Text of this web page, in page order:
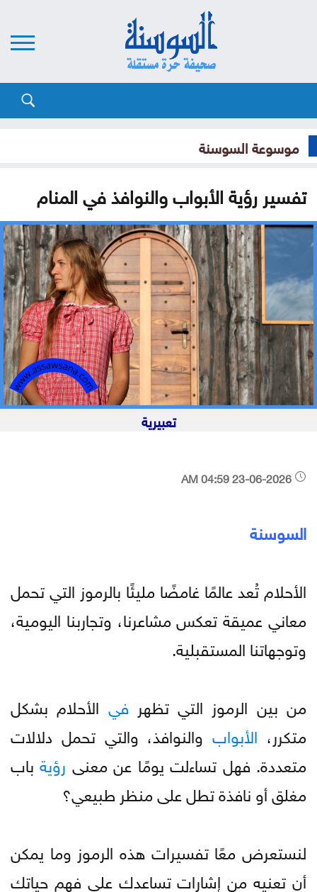
موسوعة السوسنة
تفسير رؤية الأبواب والنوافذ في المنام
تعبيرية
السوسنة
الأحلام تُعد عالمًا غامضًا مليئًا بالرموز التي تحمل
معاني عميقة تعكس مشاعرنا، وتجاربنا اليومية،
وتوجهاتنا المستقبلية.
من بين الرموز التي تظهر في الأحلام بشكل
متكرر، الأبوابوالنوافذ، والتي تحمل دلالات
متعددة. فهل تساءلت يومًا عن معنى رؤيةباب
مغلق أو نافذة تطل على منظر طبيعي؟
لنستعرض معًا تفسيرات هذه الرموز وما يمكن
أن تعنيه من إشارات تساعدك على فهم حياتك